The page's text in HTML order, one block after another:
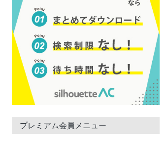
プレミアム会員メニュー